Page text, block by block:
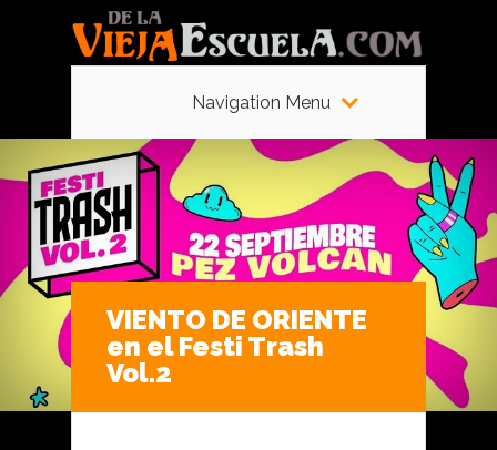
Navigation Menu
VIENTO DE ORIENTE
en el Festi Trash
Vol.2